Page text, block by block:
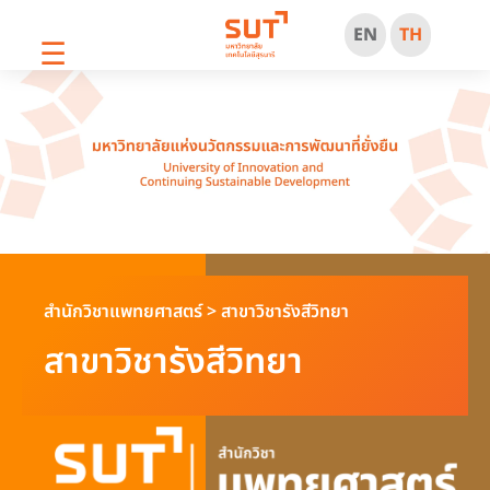
☰ EN TH
สำนักวิชาแพทยศาสตร์>สาขาวิชารังสีวิทยา
สาขาวิชารังสีวิทยา